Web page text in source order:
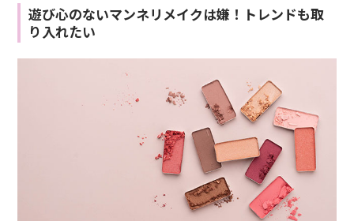
遊び心のないマンネリメイクは嫌！トレンドも取
り入れたい